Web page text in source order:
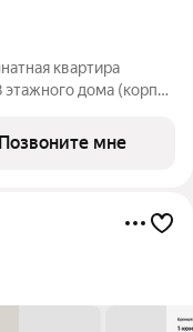
квартира
дома (корпус
стадион» и 20
Позвоните мне